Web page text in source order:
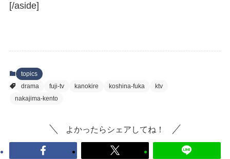
[/aside]
topics
drama
fuji-tv kanokire koshina-fuka
ktv
nakajima-kento
よかったらシェアしてね！